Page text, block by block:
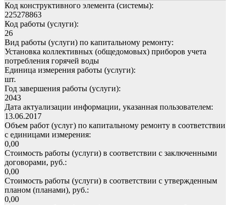
Код конструктивного элемента (системы):
225278863
Код работы (услуги):
26
Вид работы (услуги) по капитальному ремонту:
Установка коллективных (общедомовых) приборов учета
потребления горячей воды
Единица измерения работы (услуги):
шт.
Год завершения работы (услуги):
2043
Дата актуализации информации, указанная пользователем:
13.06.2017
Объем работ (услуг) по капитальному ремонту в соответствии
с единицами измерения:
0,00
Стоимость работы (услуги) в соответствии с заключенными
договорами, руб.:
0,00
Стоимость работы (услуги) в соответствии с утвержденным
планом (планами), руб.:
0,00